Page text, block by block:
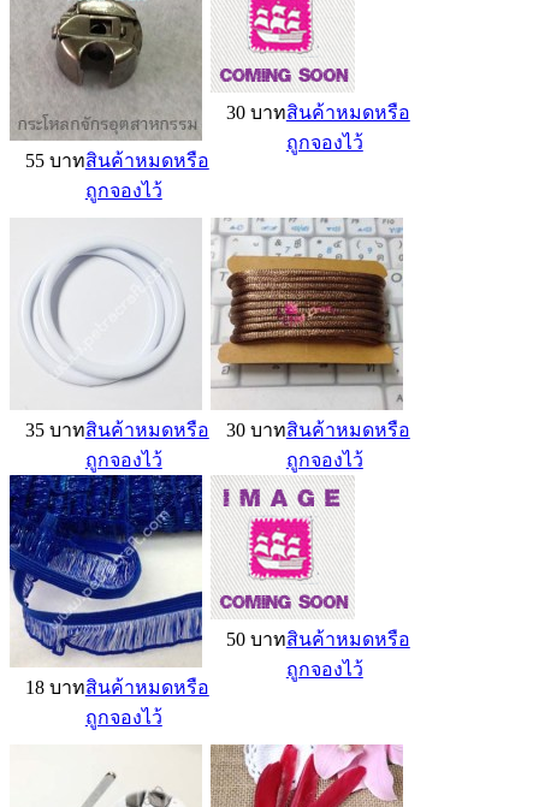
55 บาทสินค้าหมดหรือ
ถูกจองไว้
30 บาทสินค้าหมดหรือ
ถูกจองไว้
35 บาทสินค้าหมดหรือ
ถูกจองไว้
30 บาทสินค้าหมดหรือ
ถูกจองไว้
18 บาทสินค้าหมดหรือ
ถูกจองไว้
50 บาทสินค้าหมดหรือ
ถูกจองไว้